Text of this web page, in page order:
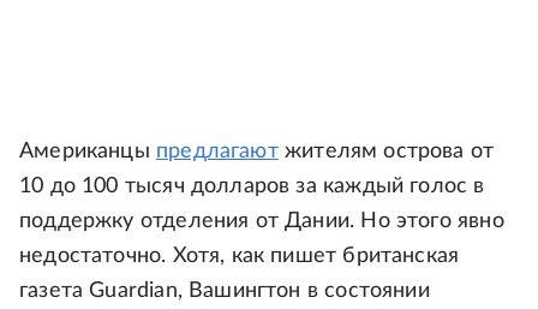
Американцы предлагаютжителям острова от
10 до 100 тысяч долларов за каждый голос в
поддержку отделения от Дании. Но этого явно
недостаточно. Хотя, как пишет британская
газета Guardian, Вашингтон в состоянии